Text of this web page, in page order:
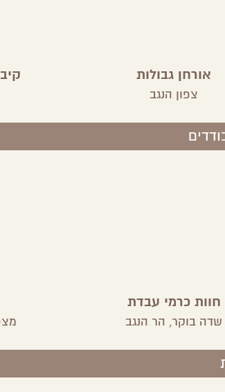
אורחן גבולות
צפון הנגב
חוות כרמי עבדת
שדה בוקר, הר הנגב